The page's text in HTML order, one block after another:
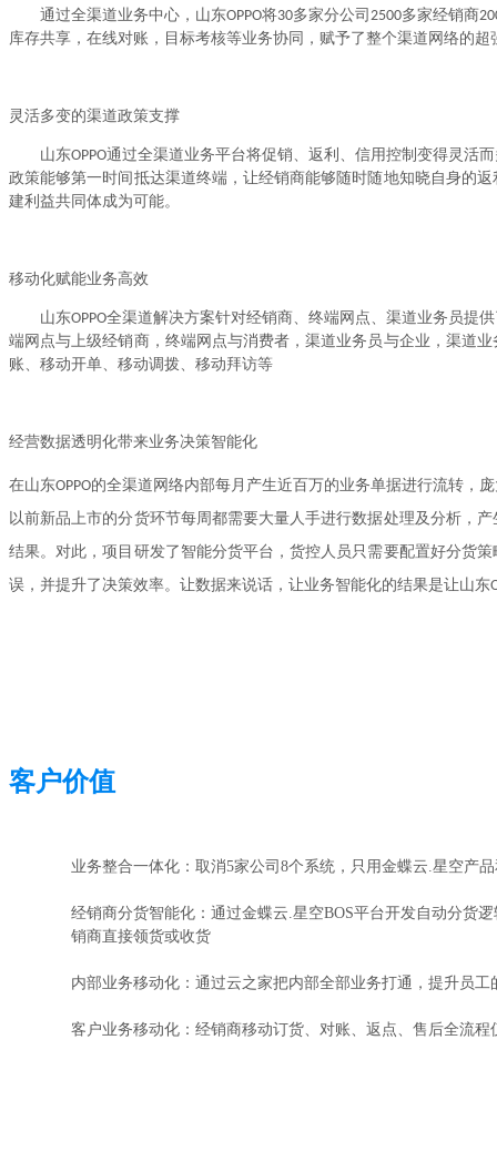
通过全渠道业务中心，山东OPPO将30多家分公司2500多家经销商
库存共享，在线对账，目标考核等业务协同，赋予了整个渠道网络的
灵活多变的渠道政策支撑
山东OPPO通过全渠道业务平台将促销、返利、信用控制变得灵
政策能够第一时间抵达渠道终端，让经销商能够随时随地知晓自身的
建利益共同体成为可能。
移动化赋能业务高效
山东OPPO全渠道解决方案针对经销商、终端网点、渠道业务员
端网点与上级经销商，终端网点与消费者，渠道业务员与企业，渠道
账、移动开单、移动调拨、移动拜访等
经营数据透明化带来业务决策智能化
在山东OPPO的全渠道网络内部每月产生近百万的业务单据进行流转
以前新品上市的分货环节每周都需要大量人手进行数据处理及分析，
结果。对此，项目研发了智能分货平台，货控人员只需要配置好分货
误，并提升了决策效率。让数据来说话，让业务智能化的结果是让山东
客户价值
业务整合一体化：取消5家公司8个系统，只用金蝶云.星空产
经销商分货智能化：通过金蝶云.星空BOS平台开发自动分货
销商直接领货或收货
内部业务移动化：通过云之家把内部全部业务打通，提升员
客户业务移动化：经销商移动订货、对账、返点、售后全流